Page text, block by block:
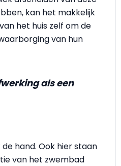
kan het makkelijk
het huis zelf om de
van hun
als een
hand. Ook hier staan
van het zwembad